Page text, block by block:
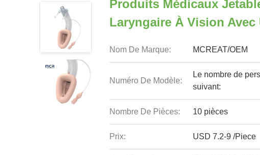
Produits Médicaux
Laryngaire À Vision
Nom De Marque: MCREAT/OEM
Numéro De Modèle:
Le nombre de
suivant:
Nombre De Pièces: 10 pièces
Prix: USD 7.2-9 /Piece